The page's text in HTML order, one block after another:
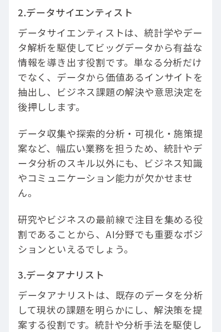
2.データサイエンティスト
データサイエンティストは、統計学やデー
タ解析を駆使してビッグデータから有益な
情報を導き出す役割です。単なる分析だけ
でなく、データから価値あるインサイトを
抽出し、ビジネス課題の解決や意思決定を
後押しします。
データ収集や探索的分析・可視化・施策提
案など、幅広い業務を担うため、統計やデ
ータ分析のスキル以外にも、ビジネス知識
やコミュニケーション能力が欠かせませ
ん。
研究やビジネスの最前線で注目を集める役
割であることから、AI分野でも重要なポジ
ションといえるでしょう。
3.データアナリスト
データアナリストは、既存のデータを分析
して現状の課題を明らかにし、解決策を提
案する役割です。統計や分析手法を駆使し